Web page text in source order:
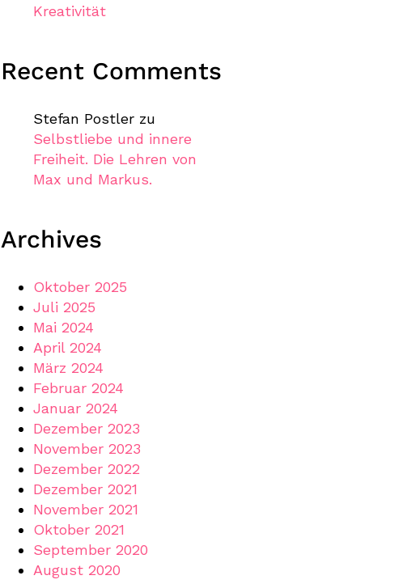
Kreativität
Recent Comments
Stefan Postler zu
Selbstliebe und innere
Freiheit. Die Lehren von
Max und Markus.
Archives
Oktober 2025
Juli 2025
Mai 2024
April 2024
März 2024
Februar 2024
Januar 2024
Dezember 2023
November 2023
Dezember 2022
Dezember 2021
November 2021
Oktober 2021
September 2020
August 2020